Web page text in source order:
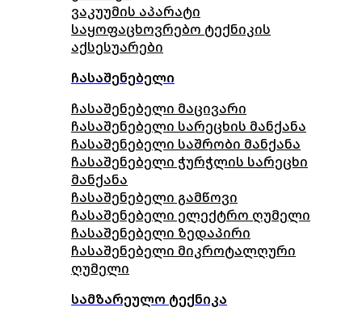
ვაკუუმის აპარატი
საყოფაცხოვრებო ტექნიკის
აქსესუარები
ჩასაშენებელი
ჩასაშენებელი მაცივარი
ჩასაშენებელი სარეცხის მანქანა
ჩასაშენებელი საშრობი მანქანა
ჩასაშენებელი ჭურჭლის სარეცხი
მანქანა
ჩასაშენებელი გამწოვი
ჩასაშენებელი ელექტრო ღუმელი
ჩასაშენებელი ზედაპირი
ჩასაშენებელი მიკროტალღური
ღუმელი
სამზარეულო ტექნიკა